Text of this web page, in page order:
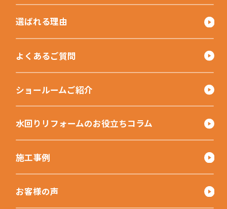
選ばれる理由
よくあるご質問
ショールームご紹介
水回りリフォームのお役立ちコラム
施工事例
お客様の声